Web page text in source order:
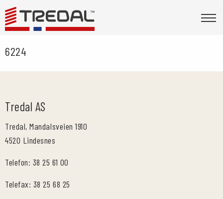
6224
Tredal AS
Tredal, Mandalsveien 1910
4520 Lindesnes
Telefon: 38 25 61 00
Telefax: 38 25 68 25